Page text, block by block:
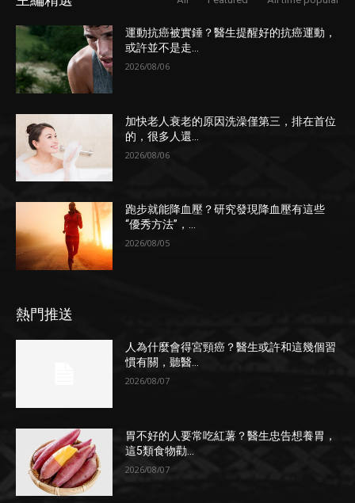
運動抗癌被實錘？醫生提醒好的抗癌運動，
或許並不是走...
2026/08/06
加快老人衰老的原因洗澡僅第三，排在首位
的，很多人還...
2026/08/06
跑步就能降血壓？研究發現降血壓有這些
“優秀方法”，...
2026/08/05
熱門推送
人為什麼會得宮頸癌？醫生或許和這幾個習
慣有關，聽醫...
2026/08/07
胃不好的人要常吃紅薯？醫生忠告想養胃，
這5類食物勸...
2026/08/07